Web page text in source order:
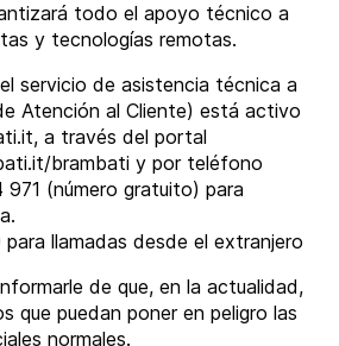
todo el apoyo técnico a
y tecnologías remotas.
servicio de asistencia técnica a
Atención al Cliente) está activo
a través del portal
brambati y por teléfono
971 (número gratuito) para
llamadas desde el extranjero
de que, en la actualidad,
que puedan poner en peligro las
normales.